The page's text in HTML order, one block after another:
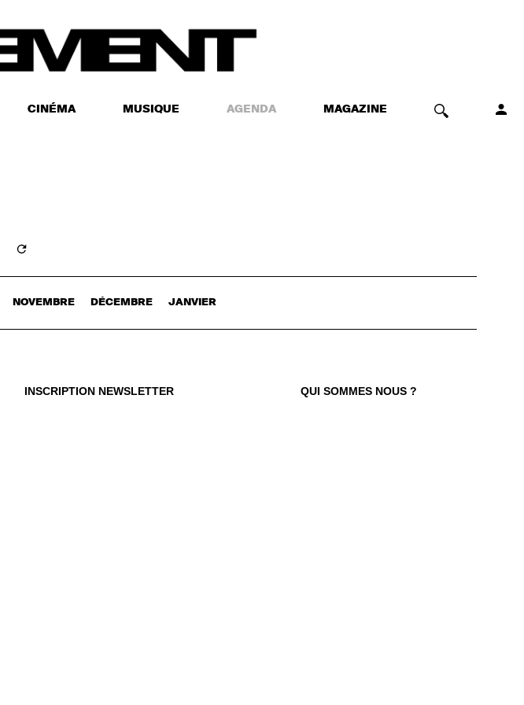
CINÉMA MUSIQUE AGENDA MAGAZINE
NOVEMBRE DÉCEMBRE JANVIER
INSCRIPTION NEWSLETTER QUI SOMMES NOUS ?